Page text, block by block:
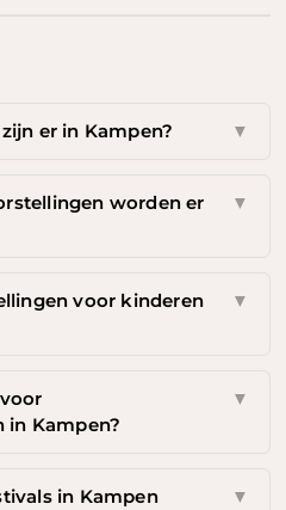
er in Kampen? ▼
worden er
▼
voor kinderen
▼
in Kampen?
▼
in Kampen
▼